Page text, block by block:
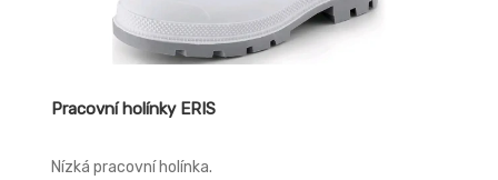
Pracovní holínky ERIS
Nízká pracovní holínka.